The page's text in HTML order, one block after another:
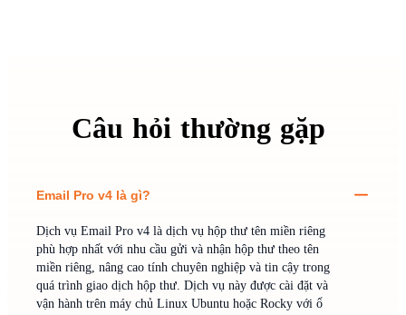
Câu hỏi thường gặp
Email Pro v4 là gì?
Dịch vụ Email Pro v4 là dịch vụ hộp thư tên miền riêng
phù hợp nhất với nhu cầu gửi và nhận hộp thư theo tên
miền riêng, nâng cao tính chuyên nghiệp và tin cậy trong
quá trình giao dịch hộp thư. Dịch vụ này được cài đặt và
vận hành trên máy chủ Linux Ubuntu hoặc Rocky với ổ